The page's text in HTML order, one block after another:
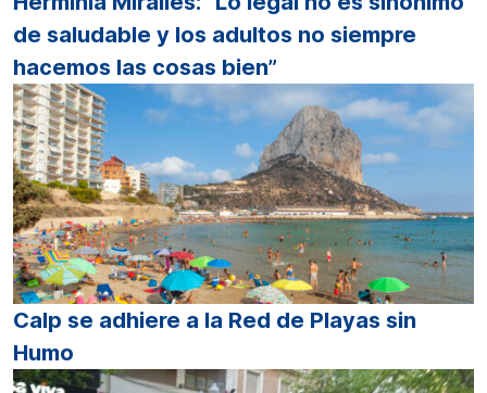
de saludable y los adultos no siempre
hacemos las cosas bien”
Calp se adhiere a la Red de Playas sin
Humo